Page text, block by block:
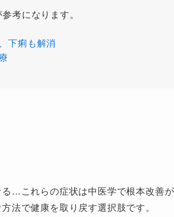
考になります。
下痢も解消
…これらの症状は中医学で根本改善が
法で健康を取り戻す選択肢です。